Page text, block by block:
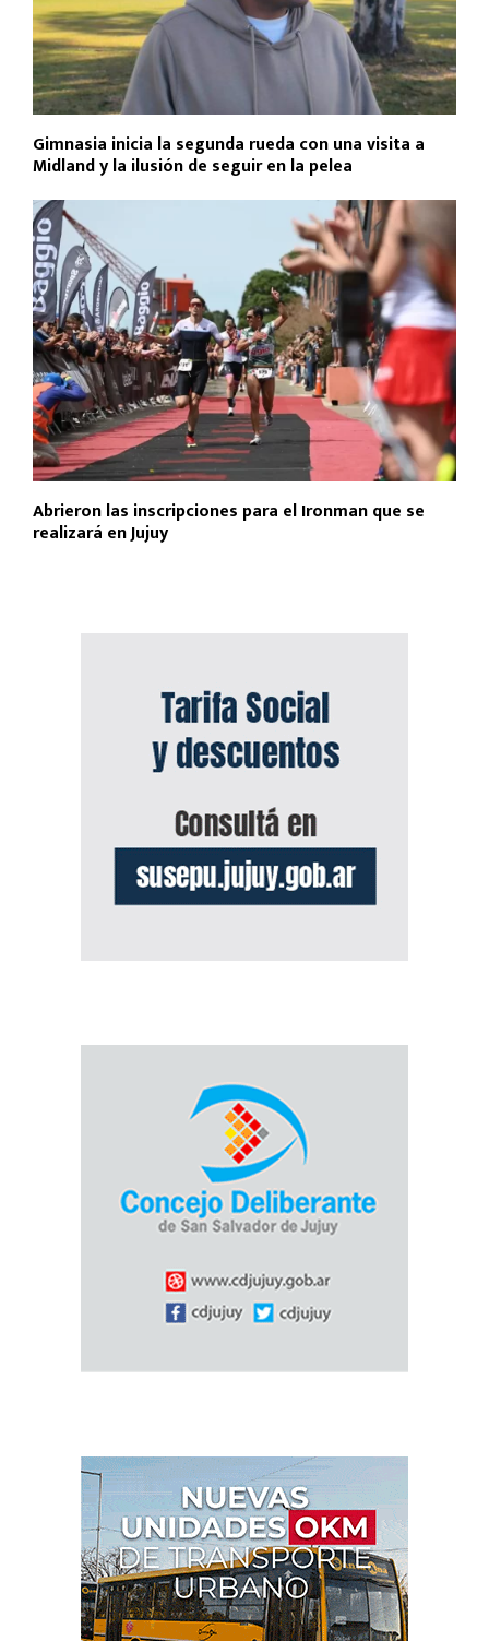
Gimnasia inicia la segunda rueda con una visita a
Midland y la ilusión de seguir en la pelea
Abrieron las inscripciones para el Ironman que se
realizará en Jujuy